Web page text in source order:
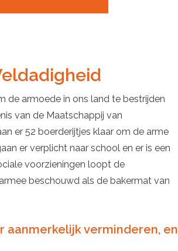
de armoede in ons land te bestrijden
van de Maatschappij van
er 52 boerderijtjes klaar om de arme
er verplicht naar school en er is een
voorzieningen loopt de
beschouwd als de bakermat van
aanmerkelijk verminderen, en